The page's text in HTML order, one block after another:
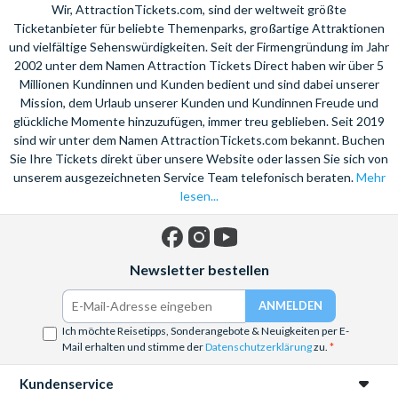
Wir, AttractionTickets.com, sind der weltweit größte
Ticketanbieter für beliebte Themenparks, großartige Attraktionen
und vielfältige Sehenswürdigkeiten. Seit der Firmengründung im Jahr
2002 unter dem Namen Attraction Tickets Direct haben wir über 5
Millionen Kundinnen und Kunden bedient und sind dabei unserer
Mission, dem Urlaub unserer Kunden und Kundinnen Freude und
glückliche Momente hinzuzufügen, immer treu geblieben. Seit 2019
sind wir unter dem Namen AttractionTickets.com bekannt. Buchen
Sie Ihre Tickets direkt über unsere Website oder lassen Sie sich von
unserem ausgezeichneten Service Team telefonisch beraten.Mehr
lesen...
Newsletter bestellen
Ich möchte Reisetipps, Sonderangebote & Neuigkeiten per E-
Mail erhalten und stimme derDatenschutzerklärungzu.
Kundenservice